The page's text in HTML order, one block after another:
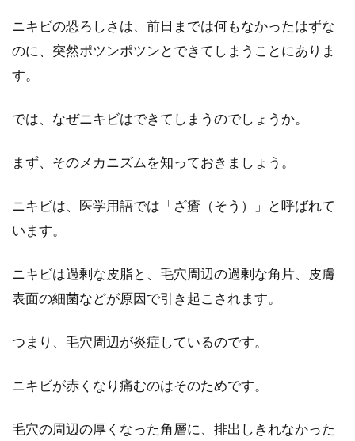
るの困った悩みを解決！
「眉毛を剃った場所が青い！」こんな失敗をし
洗顔方法を見直そう！正しいメンズ
やネットでは...
清潔感が漂う男性になるには？特徴
良いようにうけとめられると考えられていま
ニキビの恐ろしさは、前日までは何もなかったはずな
のに、突然ポツンポツンとできてしまうことにありま
す。
では、なぜニキビはできてしまうのでしょうか。
まず、そのメカニズムを知っておきましょう。
ニキビは、医学用語では「ざ瘡（そう）」と呼ばれて
います。
ニキビは過剰な皮脂と、毛穴周辺の過剰な角片、皮膚
表面の細菌などが原因で引き起こされます。
つまり、毛穴周辺が炎症しているのです。
ニキビが赤くなり痛むのはそのためです。
毛穴の周辺の厚くなった角層に、排出しきれなかった